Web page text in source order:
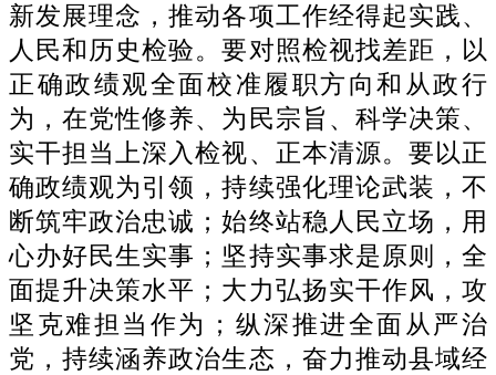
新发展理念，推动各项工作经得起实践、
人民和历史检验。要对照检视找差距，以
正确政绩观全面校准履职方向和从政行
为，在党性修养、为民宗旨、科学决策、
实干担当上深入检视、正本清源。要以正
确政绩观为引领，持续强化理论武装，不
断筑牢政治忠诚；始终站稳人民立场，用
心办好民生实事；坚持实事求是原则，全
面提升决策水平；大力弘扬实干作风，攻
坚克难担当作为；纵深推进全面从严治
党，持续涵养政治生态，奋力推动县域经